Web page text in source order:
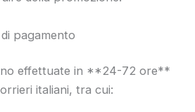
pagamento
effettuate in **24-72 ore**
italiani, tra cui: